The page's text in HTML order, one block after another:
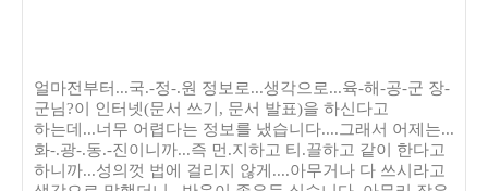
얼마전부터...국.-정-.원 정보로...생각으로...육-해-공-군 장-
군님?이 인터넷(문서 쓰기, 문서 발표)을 하신다고
하는데...너무 어렵다는 정보를 냈습니다....그래서 어제는...
화-.광-.동.-진이니까...즉 먼.지하고 티.끌하고 같이 한다고
하니까...성의껏 법에 걸리지 않게....아무거나 다 쓰시라고